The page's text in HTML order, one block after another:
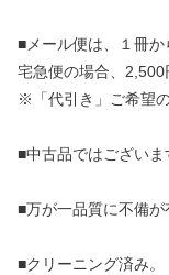
■メール便は、１冊か
宅急便の場合、2,500
※「代引き」ご希望
■中古品ではございま
■万が一品質に不備が
■クリーニング済み。